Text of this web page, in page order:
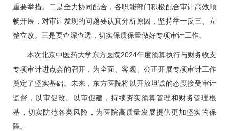
重要举措。二是全力协同配合，各职能部门积极配合审计高效顺
畅开展，对审计发现的问题要认真分析原因，坚持举一反三、立
整立改。三是要查深查透，切实保质保量做好专项审计工作。
本次北京中医药大学东方医院2024年度预算执行与财务收支
专项审计进点会的召开，为全面、客观、公正开展专项审计工作
奠定了坚实基础。未来，东方医院将以开放坦诚的态度接受审计
监督，以审促改、以审促建，持续夯实预算管理和财务管理根
基，切实防范各类风险，为医院高质量发展提供更加坚实的保
障。